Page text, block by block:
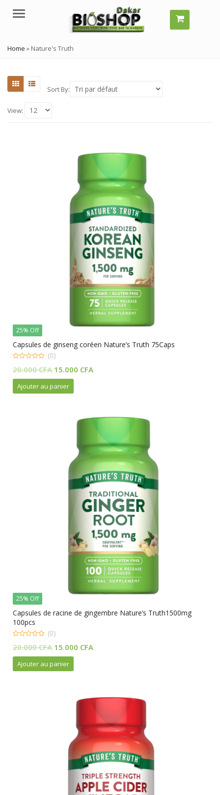
Menu
Home » Nature's Truth
Sort By:
View:
25% Off
Capsules de ginseng coréen Nature’s Truth 75Caps
out
(0)
20.000CFA Le
prix
initial
20.000 CFA.
15.000 CFALe
15.000 CFA.
Ajouter au panier
25% Off
Capsules de racine de gingembre Nature’s Truth1500mg
100pcs
out
(0)
20.000CFA Le
prix
initial
15.000 CFALe
Ajouter au panier